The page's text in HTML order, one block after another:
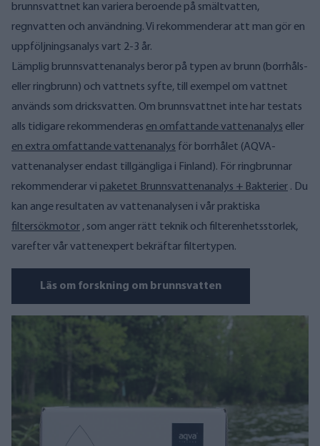
brunnsvattnet kan variera beroende på smältvatten,
regnvatten och användning. Vi rekommenderar att man gör en
uppföljningsanalys vart 2-3 år.
Lämplig brunnsvattenanalys beror på typen av brunn (borrhåls-
eller ringbrunn) och vattnets syfte, till exempel om vattnet
används som dricksvatten. Om brunnsvattnet inte har testats
alls tidigare rekommenderas en omfattande vattenanalys eller
en extra omfattande vattenanalys för borrhålet (AQVA-
vattenanalyser endast tillgängliga i Finland). För ringbrunnar
rekommenderar vi paketet Brunnsvattenanalys + Bakterier . Du
kan ange resultaten av vattenanalysen i vår praktiska
filtersökmotor , som anger rätt teknik och filterenhetsstorlek,
varefter vår vattenexpert bekräftar filtertypen.
Läs om forskning om brunnsvatten